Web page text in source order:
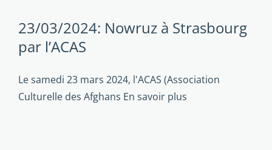
23/03/2024: Nowruz à Strasbourg
par l’ACAS
Le samedi 23 mars 2024, l'ACAS (Association
Culturelle des Afghans En savoir plus